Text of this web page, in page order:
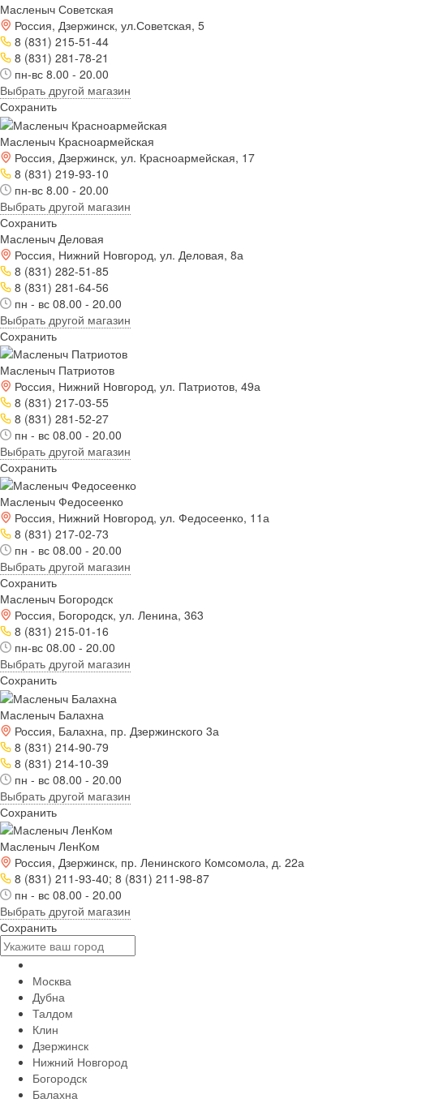
Масленыч Советская
Россия, Дзержинск, ул.Советская, 5
8 (831) 215-51-44
8 (831) 281-78-21
пн-вс 8.00 - 20.00
Выбрать другой магазин
Сохранить
Масленыч Красноармейская
Россия, Дзержинск, ул. Красноармейская, 17
8 (831) 219-93-10
пн-вс 8.00 - 20.00
Выбрать другой магазин
Сохранить
Масленыч Деловая
Россия, Нижний Новгород, ул. Деловая, 8а
8 (831) 282-51-85
8 (831) 281-64-56
пн - вс 08.00 - 20.00
Выбрать другой магазин
Сохранить
Масленыч Патриотов
Россия, Нижний Новгород, ул. Патриотов, 49а
8 (831) 217-03-55
8 (831) 281-52-27
пн - вс 08.00 - 20.00
Выбрать другой магазин
Сохранить
Масленыч Федосеенко
Россия, Нижний Новгород, ул. Федосеенко, 11а
8 (831) 217-02-73
пн - вс 08.00 - 20.00
Выбрать другой магазин
Сохранить
Масленыч Богородск
Россия, Богородск, ул. Ленина, 363
8 (831) 215-01-16
пн-вс 08.00 - 20.00
Выбрать другой магазин
Сохранить
Масленыч Балахна
Россия, Балахна, пр. Дзержинского 3а
8 (831) 214-90-79
8 (831) 214-10-39
пн - вс 08.00 - 20.00
Выбрать другой магазин
Сохранить
Масленыч ЛенКом
Россия, Дзержинск, пр. Ленинского Комсомола, д. 22а
8 (831) 211-93-40; 8 (831) 211-98-87
пн - вс 08.00 - 20.00
Выбрать другой магазин
Сохранить
Москва
Дубна
Талдом
Клин
Дзержинск
Нижний Новгород
Богородск
Балахна